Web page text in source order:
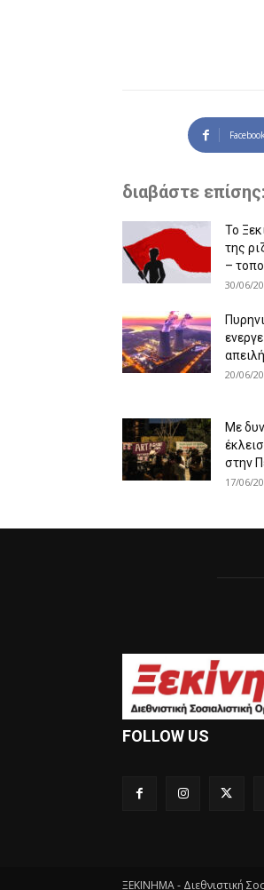
Facebook
διαβάστε επίσης:
Το
της
–
30/06/
20/06/
Με
στην
17/06/
FOLLOW US
ΞΕΚΙΝΗΜΑ - Διεθνιστική